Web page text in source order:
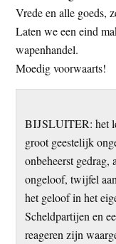
Vrede en alle goeds,
Laten we een eind
wapenhandel.
Moedig voorwaarts!
BIJSLUITER: het
groot geestelijk
onbeheerst gedrag,
ongeloof, twijfel
het geloof in het
Scheldpartijen en
reageren zijn